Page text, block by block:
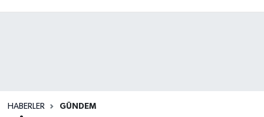
HABERLER GÜNDEM